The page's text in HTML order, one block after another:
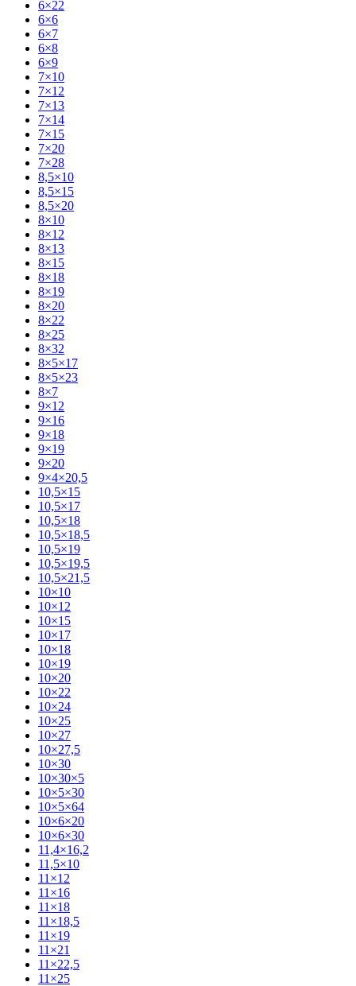
6×22
6×6
6×7
6×8
6×9
7×10
7×12
7×13
7×14
7×15
7×20
7×28
8,5×10
8,5×15
8,5×20
8×10
8×12
8×13
8×15
8×18
8×19
8×20
8×22
8×25
8×32
8×5×17
8×5×23
8×7
9×12
9×16
9×18
9×19
9×20
9×4×20,5
10,5×15
10,5×17
10,5×18
10,5×18,5
10,5×19
10,5×19,5
10,5×21,5
10×10
10×12
10×15
10×17
10×18
10×19
10×20
10×22
10×24
10×25
10×27
10×27,5
10×30
10×30×5
10×5×30
10×5×64
10×6×20
10×6×30
11,4×16,2
11,5×10
11×12
11×16
11×18
11×18,5
11×19
11×21
11×22,5
11×25